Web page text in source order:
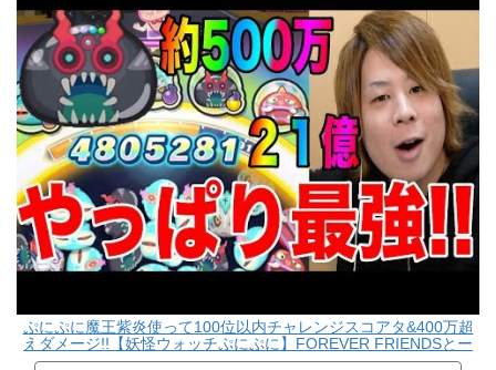
ぷにぷに魔王紫炎使って100位以内チャレンジスコアタ&400万超
えダメージ!!【妖怪ウォッチぷにぷに】FOREVER FRIENDSとー
まゲームYo-kai Watch part606